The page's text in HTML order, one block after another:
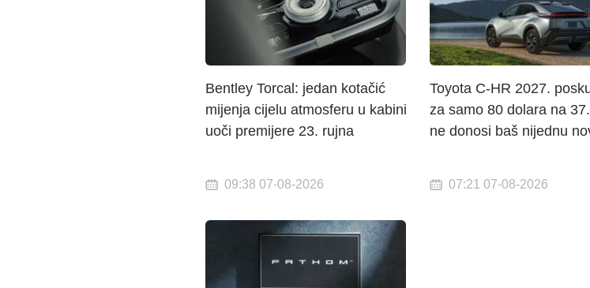
Bentley Torcal: jedan kotačić
mijenja cijelu atmosferu u kabini
uoči premijere 23. rujna
09:38 07-08-2026
Toyota C-HR 2027.
za samo 80 dolara na
ne donosi baš nijednu
07:21 07-08-2026